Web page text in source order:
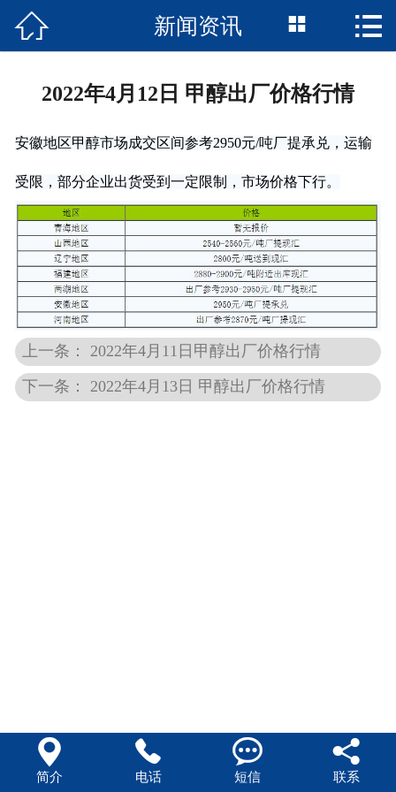
网站首页
技术知识
市场前景
企业文化
醇基燃料
联系我们
 新闻资讯  
2022年4月12日 甲醇出厂价格行情
安徽地区甲醇市场成交区间参考2950元/吨厂提承兑，运输
受限，部分企业出货受到一定限制，市场价格下行。
上一条： 2022年4月11日甲醇出厂价格行情
下一条： 2022年4月13日 甲醇出厂价格行情

简介

电话

短信

联系